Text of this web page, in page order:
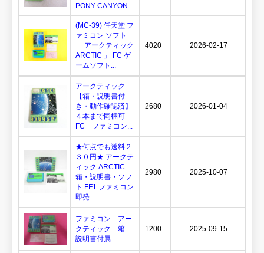
PONY CANYON...
(MC-39) 任天堂 フ
ァミコン ソフト
「 アークティック
ARCTIC 」 FC ゲ
ームソフト...
4020 2026-02-17
アークティック
【箱・説明書付
き・動作確認済】
４本まで同梱可
FC ファミコン...
2680 2026-01-04
★何点でも送料２
３０円★ アークテ
ィック ARCTIC
箱・説明書・ソフ
ト FF1 ファミコン
即発...
2980 2025-10-07
ファミコン アー
クティック 箱
説明書付属...
1200 2025-09-15